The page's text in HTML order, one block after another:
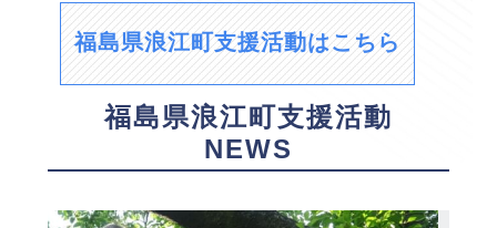
福島県浪江町支援活動はこちら
福島県浪江町支援活動
NEWS